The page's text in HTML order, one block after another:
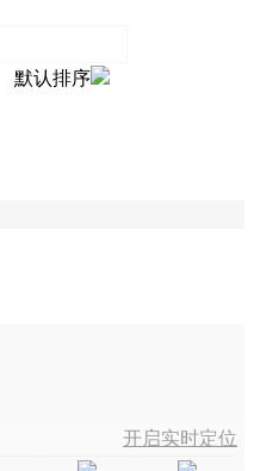
默认排序
开启实时定位